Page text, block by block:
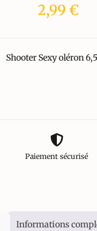
2,99 €
Shooter Sexy oléron
Paiement sécurisé
Informations